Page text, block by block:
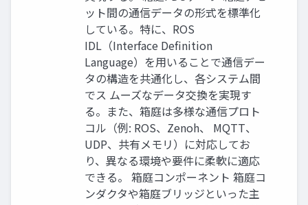
ット間の通信データの形式を標準化
している。特に、ROS
IDL（Interface Definition
Language）を用いることで通信デー
タの構造を共通化し、各システム間
でス ムーズなデータ交換を実現す
る。また、箱庭は多様な通信プロト
コル（例: ROS、Zenoh、 MQTT、
UDP、共有メモリ）に対応してお
り、異なる環境や要件に柔軟に適応
できる。 箱庭コンポーネント 箱庭コ
ンダクタや箱庭ブリッジといった主